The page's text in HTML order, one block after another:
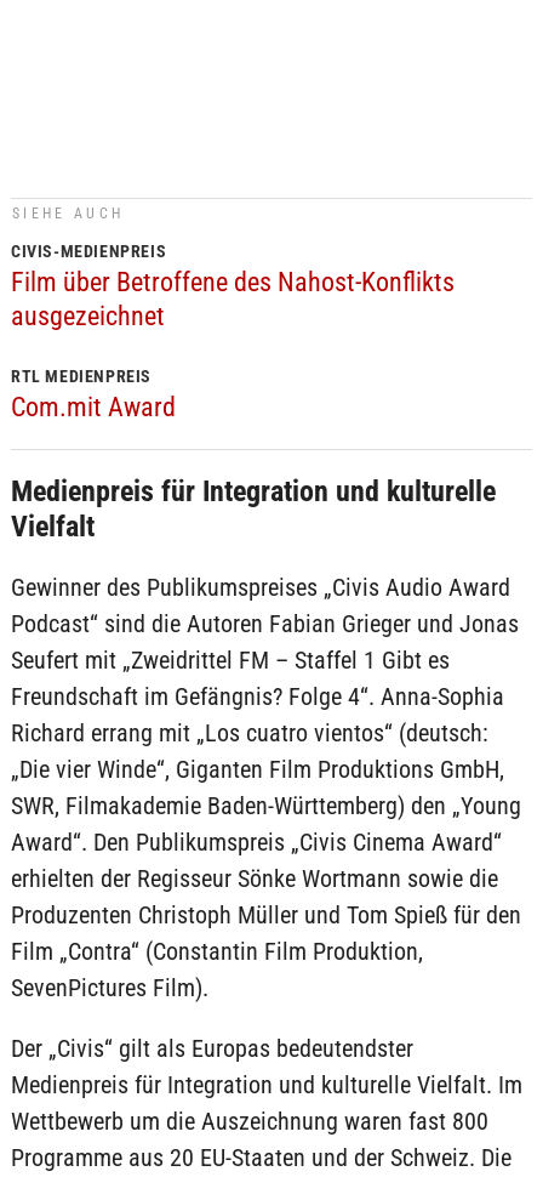
SIEHE AUCH
CIVIS-MEDIENPREIS
Film über Betroffene des Nahost-Konflikts
ausgezeichnet
RTL MEDIENPREIS
Com.mit Award
Medienpreis für Integration und kulturelle
Vielfalt
Gewinner des Publikumspreises „Civis Audio Award
Podcast“ sind die Autoren Fabian Grieger und Jonas
Seufert mit „Zweidrittel FM – Staffel 1 Gibt es
Freundschaft im Gefängnis? Folge 4“. Anna-Sophia
Richard errang mit „Los cuatro vientos“ (deutsch:
„Die vier Winde“, Giganten Film Produktions GmbH,
SWR, Filmakademie Baden-Württemberg) den „Young
Award“. Den Publikumspreis „Civis Cinema Award“
erhielten der Regisseur Sönke Wortmann sowie die
Produzenten Christoph Müller und Tom Spieß für den
Film „Contra“ (Constantin Film Produktion,
SevenPictures Film).
Der „Civis“ gilt als Europas bedeutendster
Medienpreis für Integration und kulturelle Vielfalt. Im
Wettbewerb um die Auszeichnung waren fast 800
Programme aus 20 EU-Staaten und der Schweiz. Die